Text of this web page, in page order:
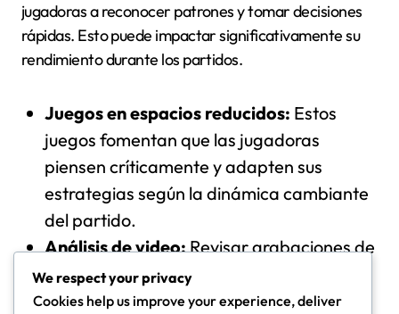
jugadoras a reconocer patrones y tomar decisiones
rápidas. Esto puede impactar significativamente su
rendimiento durante los partidos.
Juegos en espacios reducidos: Estos
juegos fomentan que las jugadoras
piensen críticamente y adapten sus
estrategias según la dinámica cambiante
del partido.
Análisis de video:Revisar grabaciones de
partidos permite a las jugadoras
identificar fortalezas y debilidades,
We respect your privacy
Cookies help us improve your experience, deliver